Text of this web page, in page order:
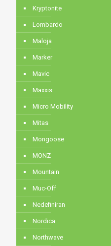
Kryptonite
Lombardo
Maloja
Marker
Mavic
Maxxis
Micro Mobility
Mitas
Mongoose
MONZ
Mountain
Muc-Off
Nedefiniran
Nordica
Northwave